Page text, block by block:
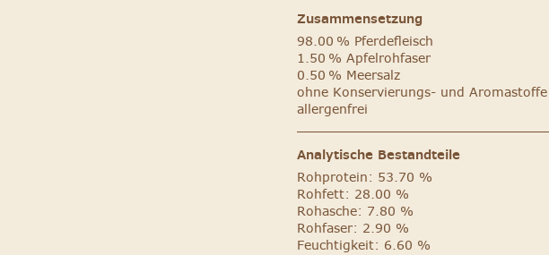
Zusammensetzung
98.00 % Pferdefleisch
1.50 % Apfelrohfaser
0.50 % Meersalz
ohne Konservierungs- und Aromastoffe
allergenfrei
Analytische Bestandteile
Rohprotein: 53.70 %
Rohfett: 28.00 %
Rohasche: 7.80 %
Rohfaser: 2.90 %
Feuchtigkeit: 6.60 %